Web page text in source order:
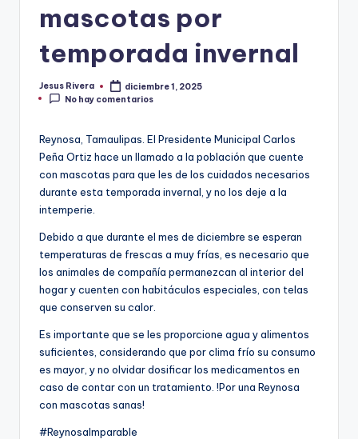
mascotas por
temporada invernal
Publicado
por
Jesus Rivera
diciembre 1, 2025
No hay comentarios
Reynosa, Tamaulipas. El Presidente Municipal Carlos
Peña Ortiz hace un llamado a la población que cuente
con mascotas para que les de los cuidados necesarios
durante esta temporada invernal, y no los deje a la
intemperie.
Debido a que durante el mes de diciembre se esperan
temperaturas de frescas a muy frías, es necesario que
los animales de compañía permanezcan al interior del
hogar y cuenten con habitáculos especiales, con telas
que conserven su calor.
Es importante que se les proporcione agua y alimentos
suficientes, considerando que por clima frío su consumo
es mayor, y no olvidar dosificar los medicamentos en
caso de contar con un tratamiento. !Por una Reynosa
con mascotas sanas!
#ReynosaImparable